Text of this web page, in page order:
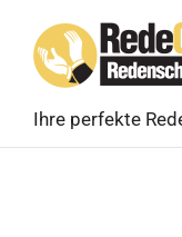
content
Ihre perfekte